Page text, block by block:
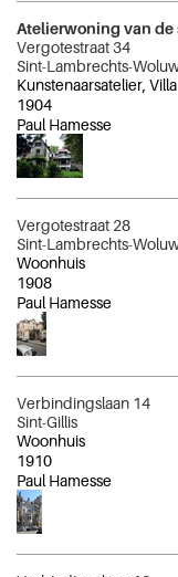
Atelierwoning van de
Vergotestraat 34
Sint-Lambrechts-
Kunstenaarsatelier, Villa
1904
Paul Hamesse
Vergotestraat 28
Sint-Lambrechts-
Woonhuis
1908
Paul Hamesse
Verbindingslaan 14
Sint-Gillis
Woonhuis
1910
Paul Hamesse